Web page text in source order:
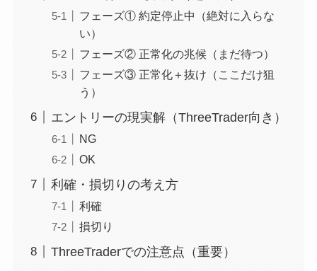
フェーズ① 約定停止中（絶対に入らな
い）
フェーズ② 正常化の兆候（まだ待つ）
フェーズ③ 正常化＋抜け（ここだけ狙
う）
エントリーの現実解（ThreeTrader向き）
NG
OK
利確・損切りの考え方
利確
損切り
ThreeTraderでの注意点（重要）